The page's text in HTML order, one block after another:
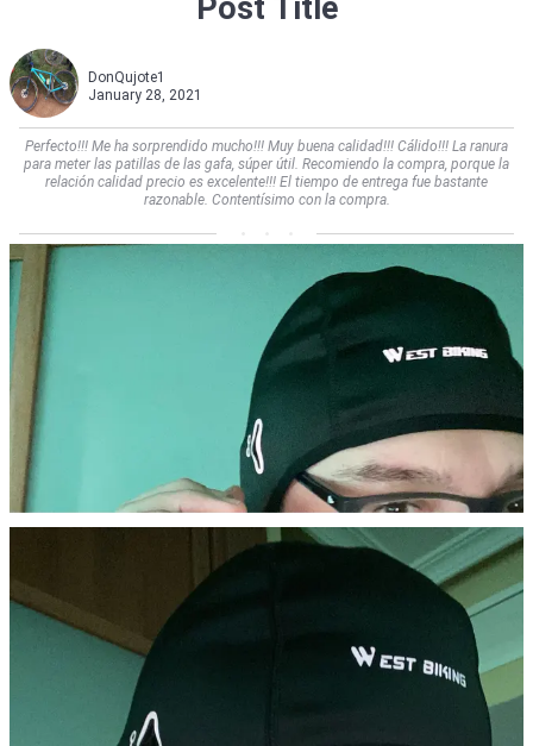
Post Title
DonQujote1
January 28, 2021
Perfecto!!! Me ha sorprendido mucho!!! Muy buena calidad!!! Cálido!!! La ranura
para meter las patillas de las gafa, súper útil. Recomiendo la compra, porque la
relación calidad precio es excelente!!! El tiempo de entrega fue bastante
razonable. Contentísimo con la compra.